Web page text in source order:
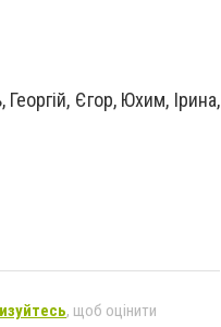
Єгор, Юхим, Ірина,
, щоб оцінити